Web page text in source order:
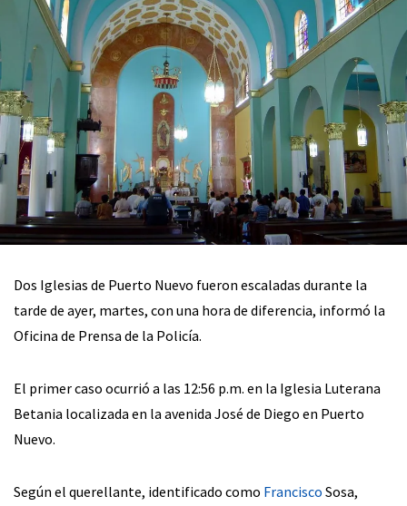
Dos Iglesias de Puerto Nuevo fueron escaladas durante la
tarde de ayer, martes, con una hora de diferencia, informó la
Oficina de Prensa de la Policía.
El primer caso ocurrió a las 12:56 p.m. en la Iglesia Luterana
Betania localizada en la avenida José de Diego en Puerto
Nuevo.
Según el querellante, identificado como Francisco Sosa,